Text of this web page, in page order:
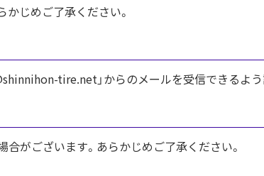
じめご了承ください。
tire.net」からのメールを受信できるよ
がございます。あらかじめご了承ください。